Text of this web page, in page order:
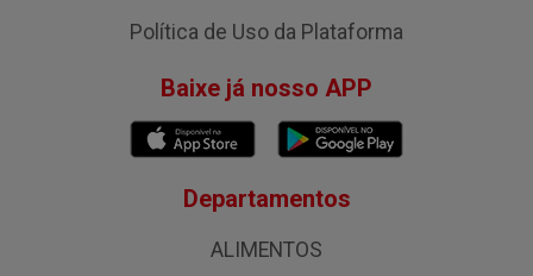
Política de Uso da Plataforma
Baixe já nosso APP
Departamentos
ALIMENTOS